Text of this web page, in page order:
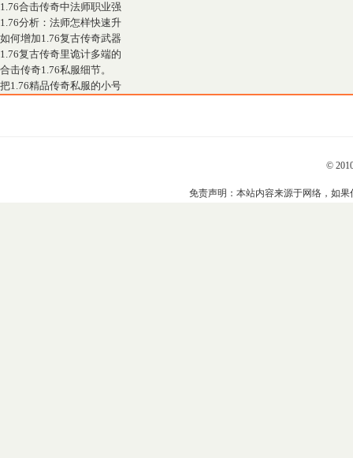
1.76合击传奇中法师职业强
1.76分析：法师怎样快速升
如何增加1.76复古传奇武器
1.76复古传奇里诡计多端的
合击传奇1.76私服细节。
把1.76精品传奇私服的小号
©
免责声明：本站内容来源于网络，如